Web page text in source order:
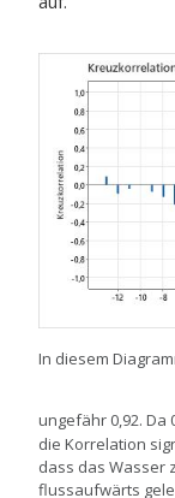
In diesem
ungefähr 0,92. Da
die Korrelation
dass das Wasser
flussaufwärts